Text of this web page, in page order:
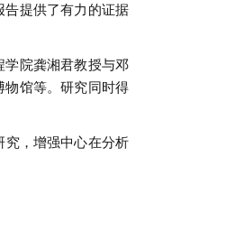
告提供了有力的证据
院龚湘君教授与邓
物馆等。研究同时得
，增强中心在分析